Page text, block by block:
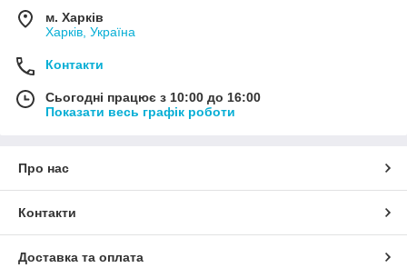
м. Харків
Харків, Україна
Контакти
Сьогодні працює з 10:00 до 16:00
Показати весь графік роботи
Про нас
Контакти
Доставка та оплата